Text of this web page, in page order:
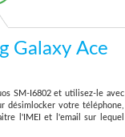
Galaxy Ace
SM-I6802 et utilisez-le avec
désimlocker votre téléphone,
l'IMEI et l'email sur lequel